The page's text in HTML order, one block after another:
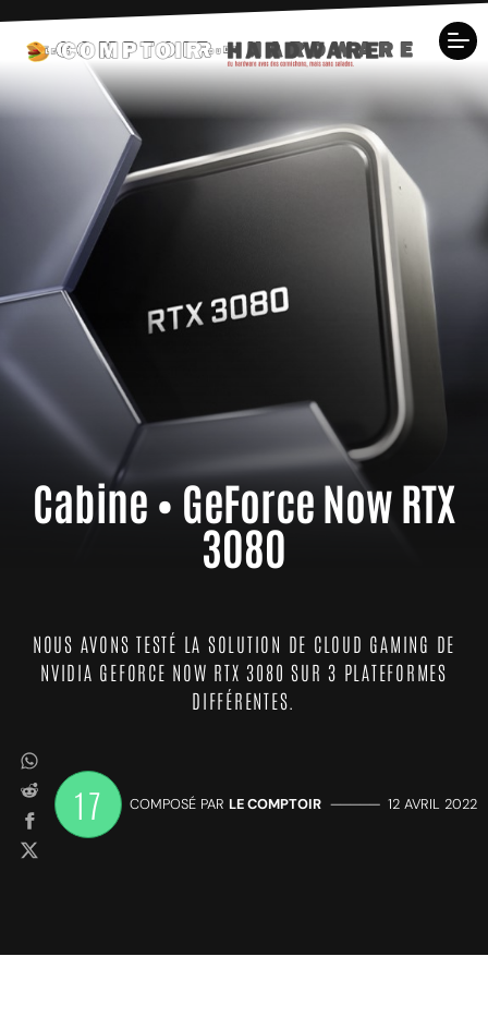
Cabine • GeForce Now RTX
3080
NOUS AVONS TESTÉ LA SOLUTION DE CLOUD GAMING DE
NVIDIA GEFORCE NOW RTX 3080 SUR 3 PLATEFORMES
DIFFÉRENTES.
17 COMPOSÉ PAR LE COMPTOIR ————— 12 AVRIL 2022